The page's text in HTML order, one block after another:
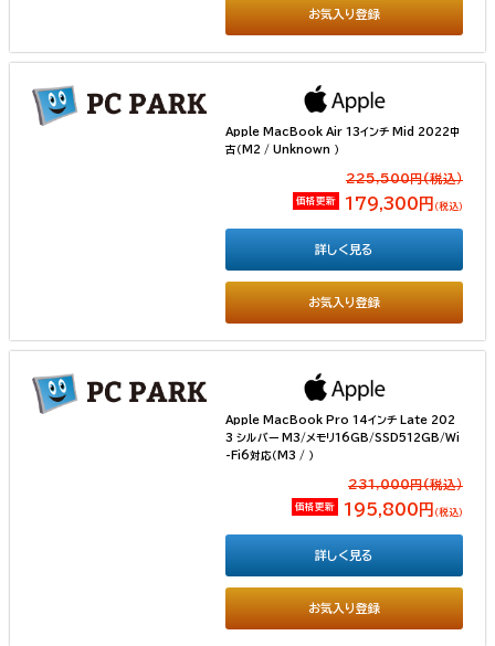
お気入り登録
Apple MacBook Air 13インチ Mid 2022中
古（M2 / Unknown ）
225,500円(税込）
価格更新 179,300円 （税込）
お気入り登録
詳しく見る
Apple MacBook Pro 14インチ Late 202
3 シルバー M3/メモリ16GB/SSD512GB/Wi
-Fi6対応（M3 / ）
231,000円(税込）
価格更新 195,800円 （税込）
お気入り登録
詳しく見る